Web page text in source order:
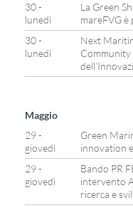
30 -
lunedì
La Green
mareFVG è
30 -
lunedì
Next
Community
Maggio
29 -
giovedì
Green
innovation
29 -
giovedì
Bando PR
intervento
ricerca e